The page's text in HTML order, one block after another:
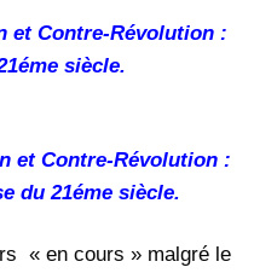
et Contre-Révolution :
siècle.
et Contre-Révolution :
du 21éme siècle.
« en cours » malgré le